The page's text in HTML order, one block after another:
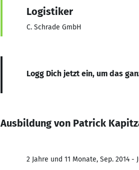
Logistiker
C. Schrade GmbH
Logg Dich jetzt ein, um das
Ausbildung von Patrick
2 Jahre und 11 Monate, Sep. 2014 -